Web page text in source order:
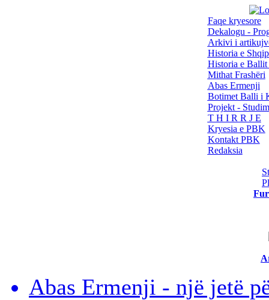
Faqe kryesore
Dekalogu -
Arkivi i
Historia e
Historia e Ballit
Mithat Frashëri
Abas Ermenji
Botimet Balli i
Projekt -
T H I R R J E
Kryesia e PBK
Kontakt PBK
Redaksia
Abas Ermenji - një jetë